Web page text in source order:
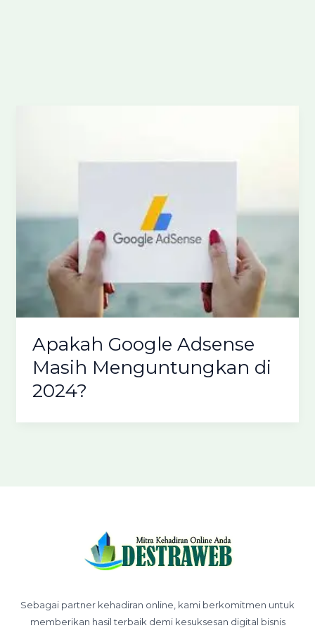
Apakah Google Adsense
Masih Menguntungkan di
2024?
Sebagai partner kehadiran online, kami berkomitmen untuk
memberikan hasil terbaik demi kesuksesan digital bisnis